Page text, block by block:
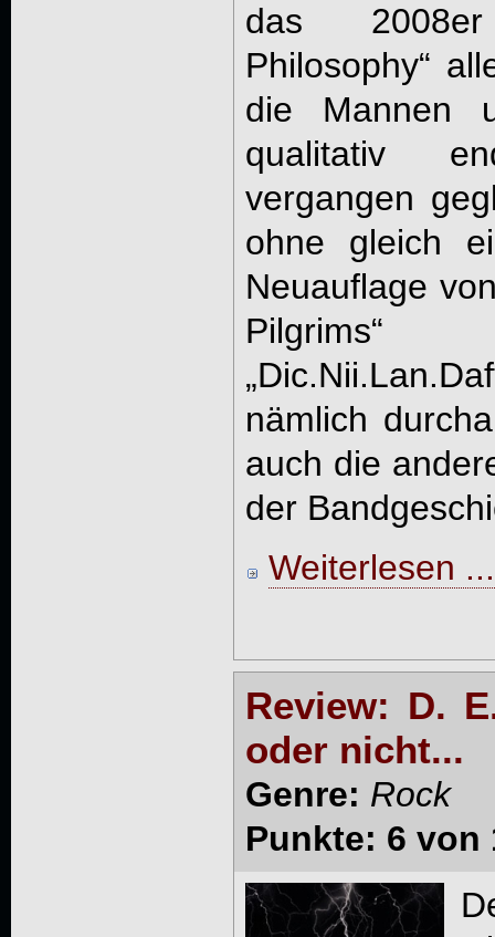
das
Philosophy“
die Mannen
qualitativ
vergangen
ohne gleich
Neuauflage
nämlich
auch die
der
Weiterlesen ...
Review: D.
oder nicht...
Genre: Rock
Punkte: 6 von